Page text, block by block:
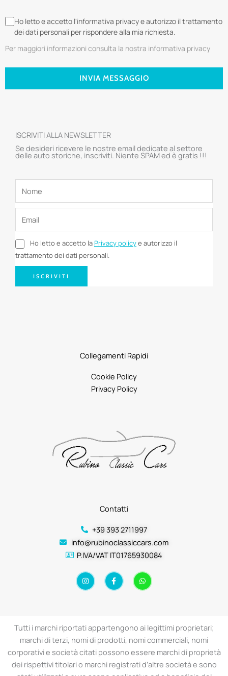
Ho letto e accetto l'informativa privacy e autorizzo il trattamento
dei dati personali per rispondere alla mia richiesta.
Per maggiori informazioni consulta la nostra informativa privacy
INVIA MESSAGGIO
ISCRIVITI ALLA NEWSLETTER
Se desideri ricevere le nostre email dedicate al settore
delle auto storiche, inscriviti. Niente SPAM ed è gratis !!!
Ho letto e accetto laPrivacy policye autorizzo il
trattamento dei dati personali.
ISCRIVITI
Contatti
+39 393 2711997
info@rubinoclassiccars.com
P.IVA/VAT IT01765930084
I
n
s
a
m
F
a
c
k
-
f
W
h
a
p
Collegamenti Rapidi
Cookie Policy
Privacy Policy
Tutti i marchi riportati appartengono ai legittimi proprietari;
marchi di terzi, nomi di prodotti, nomi commerciali, nomi
corporativi e società citati possono essere marchi di proprietà
dei rispettivi titolari o marchi registrati d’altre società e sono